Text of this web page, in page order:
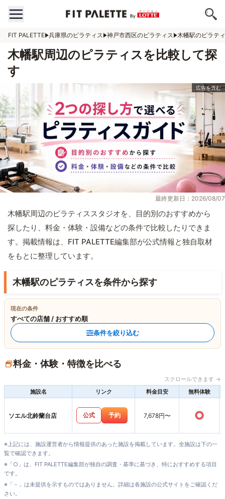
FIT PALETTE 兵庫県のピラティス 神戸市西区のピラティス 木幡駅のピラテ
木幡駅周辺のピラティスを比較して探
す
最終更新日：2026/08/07
木幡駅周辺のピラティススタジオを、目的別のおすすめから
探したり、料金・体験・設備などの条件で比較したりできま
す。掲載情報は、FIT PALETTE編集部が公式情報と独自取材
をもとに整理しています。
木幡駅のピラティスを条件から探す
現在の条件
すべての店舗 / おすすめ順
条件を絞り込む
料金・体験・特徴を比べる
スクロールできます →
施設名
リンク 料金目安 無料体験
ソエル北鈴蘭台店 公式 予約 7,678円〜 ○
※上記には、施設運営者から情報提供のあった施設を掲載しています。全施設は下の一
覧で確認できます。
※「○」は、FIT PALETTE編集部が独自の調査・基準に基づき、特におすすめする項目
です。
※「－」は未提供を示すものではありません。詳細は各施設の公式サイトをご確認くだ
さい。